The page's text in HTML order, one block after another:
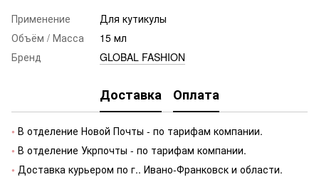
Применение
Для кутикулы
Объём / Масса
15 мл
Бренд
GLOBAL FASHION
Доставка Оплата
• В отделение Новой Почты - по тарифам компании.
• В отделение Укрпочты - по тарифам компании.
• Доставка курьером по г.. Ивано-Франковск и области.